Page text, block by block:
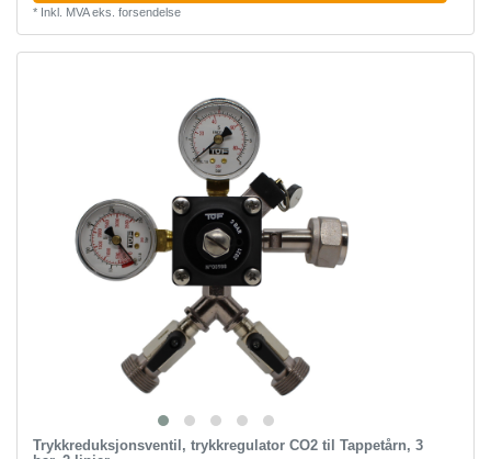
* Inkl. MVAeks. forsendelse
Trykkreduksjonsventil, trykkregulator CO2 til Tappetårn, 3